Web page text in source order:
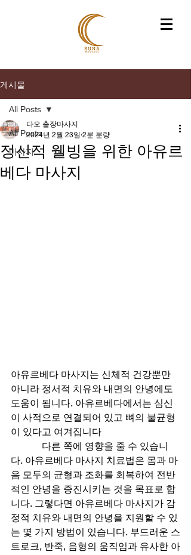
게시물
All Posts
마사지
All Posts
정신적 웰빙을 위한 아유르
베다 마사지
다오 출장마사지
2024년 2월 23일 2분 분량
아유르베다 마사지는 신체적 건강뿐만
아니라 정서적 치유와 내면의 안녕에도
도움이 됩니다. 아유르베다에서는 심신
이 사적으로 연결되어 있고 뼈의 불균형
이 있다고 여겨집니다
다. 아유르베다 마사지 치료법은 몸과 마
음 모두의 균형과 조화를 회복하여 전반
적인 안녕을 증진시키는 것을 목표로 합
니다. 그렇다면 아유르베다 마사지가 감
정적 치유와 내면의 안녕을 지원할 수 있
는 몇 가지 방법이 있습니다. 부드러운 스
트로크, 반죽, 음형의 움직임과 유사한 아